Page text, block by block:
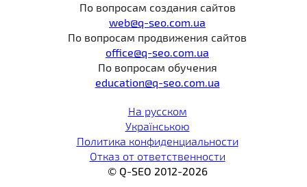
По вопросам создания сайтов
web@q-seo.com.ua
По вопросам продвижения сайтов
office@q-seo.com.ua
По вопросам обучения
education@q-seo.com.ua
На русском
Українською
Политика конфиденциальности
Отказ от ответственности
© Q-SEO 2012-2026